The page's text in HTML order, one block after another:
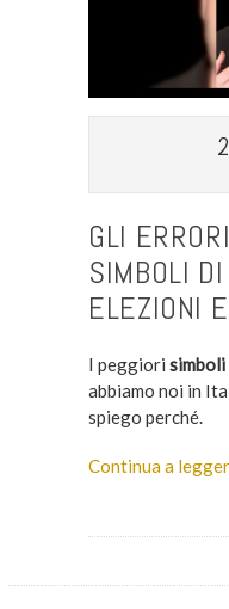
GLI
SIMBOLI
ELEZIONI
I peggiori
abbiamo noi in
spiego perché.
Continua a